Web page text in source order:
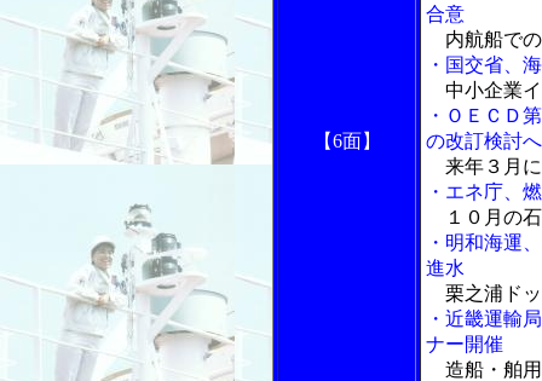
【6面】
合意
内航船での
・国交省、
中小企業イ
・ＯＥＣＤ
の改訂検討へ
来年３月に
・エネ庁、
１０月の石
・明和海運
進水
栗之浦ドッ
・近畿運輸
ナー開催
造船・舶用